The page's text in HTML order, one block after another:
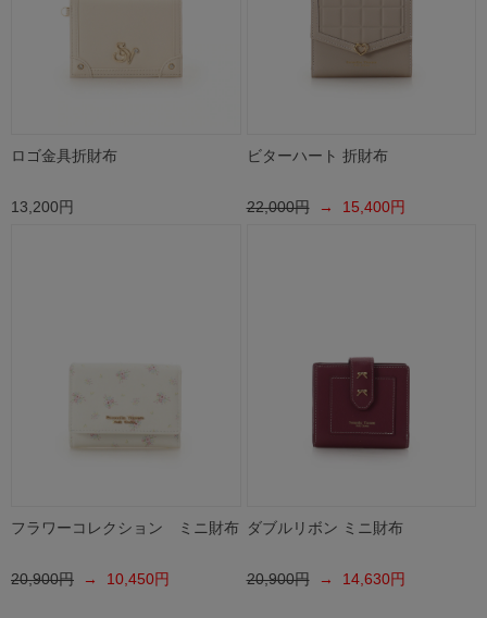
ロゴ金具折財布
13,200円
ビターハート 折財布
22,000円→ 15,400円
フラワーコレクション ミニ財布
20,900円 → 10,450円
ダブルリボン ミニ財布
20,900円→ 14,630円